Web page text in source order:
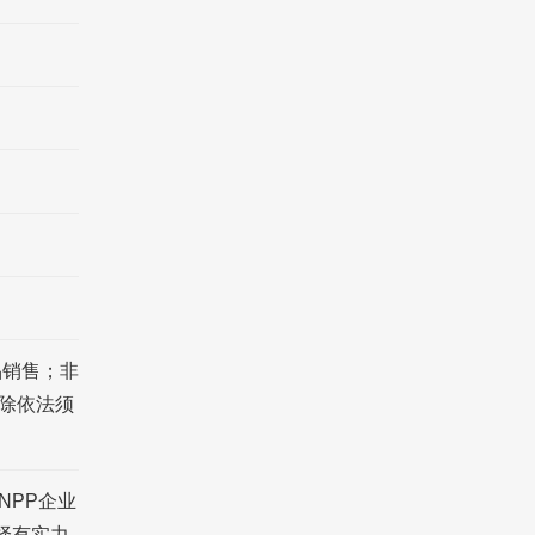
售；非
依法须
企业